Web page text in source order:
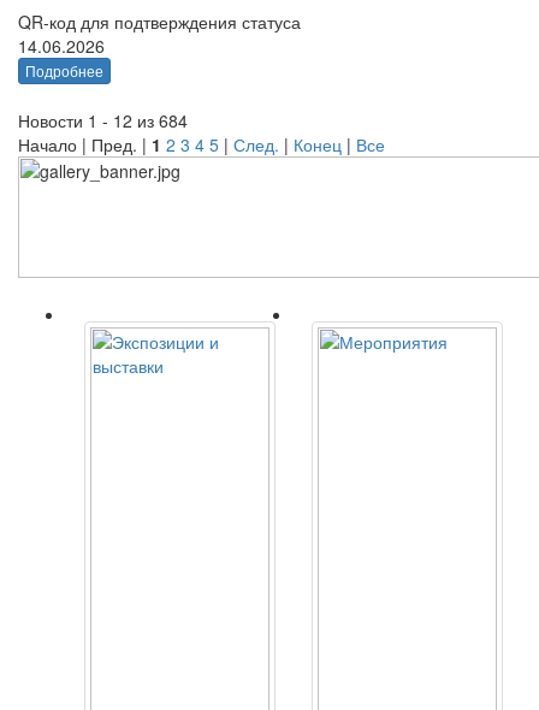
QR-код для подтверждения статуса
14.06.2026
Подробнее
Новости 1 - 12 из 684
Начало | Пред. | 1 2 3 4 5 | След. | Конец | Все